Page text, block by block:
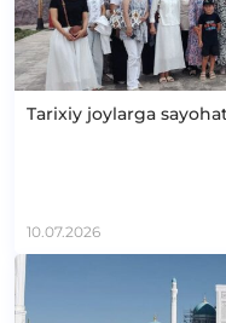
Tarixiy joylarga
10.07.2026